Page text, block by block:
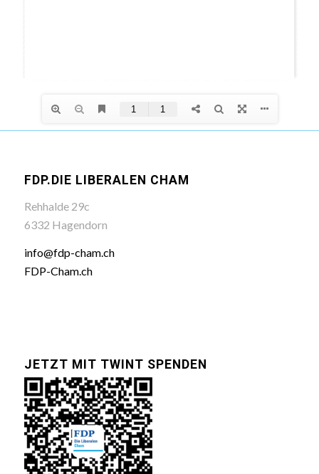
FDP.DIE LIBERALEN CHAM
Rehhalde 29c
6332 Hagendorn
info@fdp-cham.ch
FDP-Cham.ch
JETZT MIT TWINT SPENDEN